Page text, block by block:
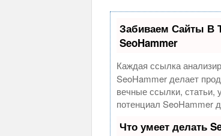
Забиваем Сайты В
SeoHammer
Каждая ссылка
SeoHammer делает
вечные ссылки, статьи,
потенциал SeoHammer
Что умеет делать